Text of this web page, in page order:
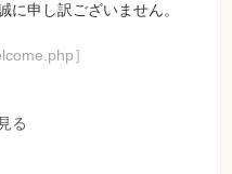
に申し訳ございません。
］
ENT_QUOTES, 'UTF-8'));
る